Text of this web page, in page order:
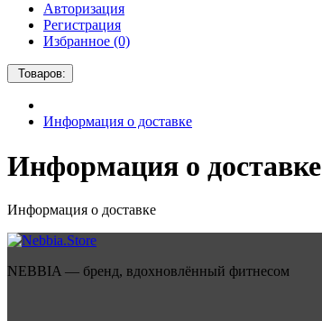
Авторизация
Регистрация
Избранное (0)
Товаров:
Информация о доставке
Информация о доставке
Информация о доставке
NEBBIA — бренд, вдохновлённый фитнесом